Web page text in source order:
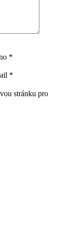
*
*
stránku pro